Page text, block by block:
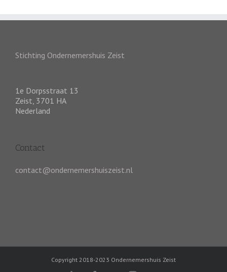
Stichting Ondernemershuis Zeist
1e Dorpsstraat 13
Zeist, 3701 HA
Nederland
Contact
contact@ondernemershuiszeist.nl
Copyright 2018-2023 Ondernemershuis Zeist